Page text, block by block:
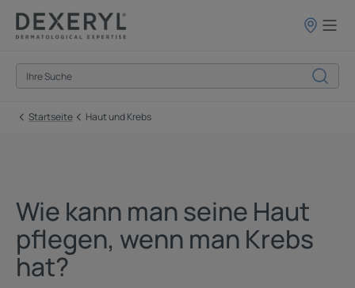
Startseite Haut und Krebs
Wie kann man seine Haut
pflegen, wenn man Krebs
hat?